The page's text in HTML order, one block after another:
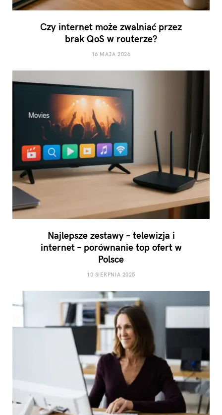
Czy internet może zwalniać przez
brak QoS w routerze?
16 MAJA 2026
Najlepsze zestawy – telewizja i
internet – porównanie top ofert w
Polsce
10 SIERPNIA 2025